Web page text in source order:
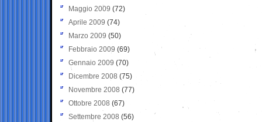
Maggio 2009 (72)
Aprile 2009 (74)
Marzo 2009 (50)
Febbraio 2009 (69)
Gennaio 2009 (70)
Dicembre 2008 (75)
Novembre 2008 (77)
Ottobre 2008 (67)
Settembre 2008 (56)